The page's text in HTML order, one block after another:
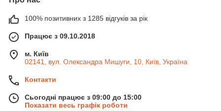
100% позитивних з 1285 відгуків за рік
Працює з 09.10.2018
м. Київ
02141, вул. Олександра Мишуги, 10, Київ, Україна
Контакти
Сьогодні працює з 09:00 до 15:00
Показати весь графік роботи